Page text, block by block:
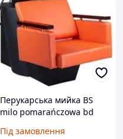
Перукарська мийка BS
milo pomarańczowa bd
Під замовлення